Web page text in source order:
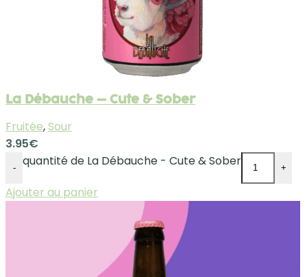
La Débauche – Cute & Sober
Fruitée,Sour
3.95€
- quantité de La Débauche - Cute & Sober +
Ajouter au panier